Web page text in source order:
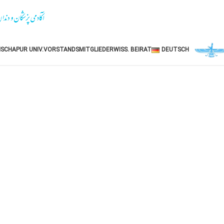
UNIV.VORSTANDSMITGLIEDERWISS. BEIRAT DEUTSCH